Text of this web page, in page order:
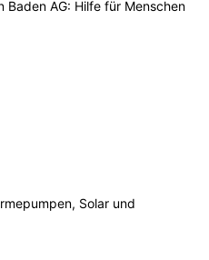
ein Unbekannter in eine